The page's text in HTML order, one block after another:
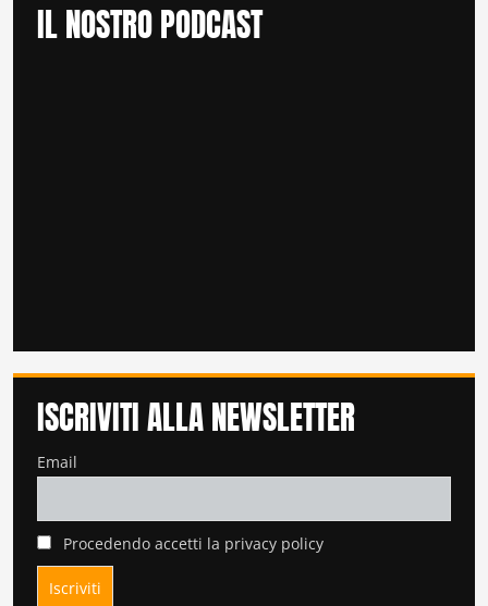
IL NOSTRO PODCAST
ISCRIVITI ALLA NEWSLETTER
Email
Procedendo accetti la privacy policy